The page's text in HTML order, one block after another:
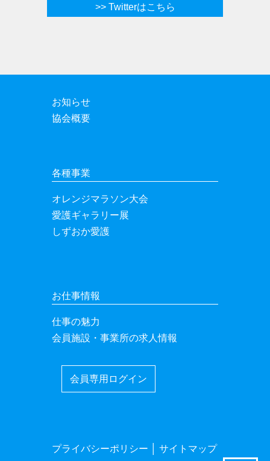
>> Twitterはこちら
お知らせ
協会概要
各種事業
オレンジマラソン大会
愛護ギャラリー展
しずおか愛護
お仕事情報
仕事の魅力
会員施設・事業所の求人情報
会員専用ログイン
プライバシーポリシー │サイトマップ